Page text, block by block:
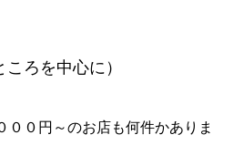
ろを中心に）
００円～のお店も何件かありま